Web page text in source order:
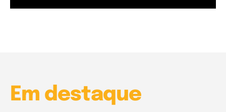
Em destaque